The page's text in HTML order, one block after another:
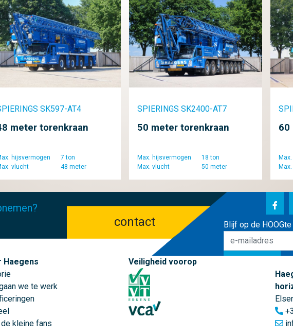
SK597-AT4
meter torenkraan
hijsvermogen
7 ton
vlucht
48 meter
SPIERINGS SK2400-AT7
50 meter torenkraan
Max. hijsvermogen
18 ton
Max. vlucht
50 meter
60
contact Blijf op de
Haegens
we te werk
kleine fans
Veiligheid voorop